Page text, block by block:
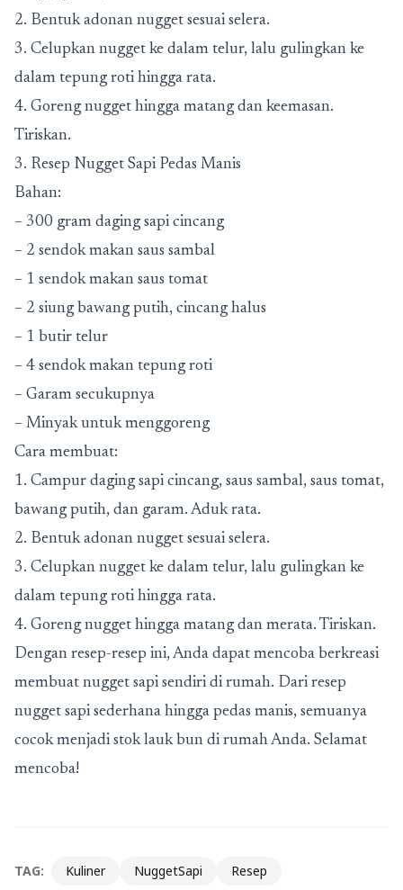
2. Bentuk adonan nugget sesuai selera.
3. Celupkan nugget ke dalam telur, lalu gulingkan ke
dalam tepung roti hingga rata.
4. Goreng nugget hingga matang dan keemasan.
Tiriskan.
3. Resep Nugget Sapi Pedas Manis
Bahan:
– 300 gram daging sapi cincang
– 2 sendok makan saus sambal
– 1 sendok makan saus tomat
– 2 siung bawang putih, cincang halus
– 1 butir telur
– 4 sendok makan tepung roti
– Garam secukupnya
– Minyak untuk menggoreng
Cara membuat:
1. Campur daging sapi cincang, saus sambal, saus tomat,
bawang putih, dan garam. Aduk rata.
2. Bentuk adonan nugget sesuai selera.
3. Celupkan nugget ke dalam telur, lalu gulingkan ke
dalam tepung roti hingga rata.
4. Goreng nugget hingga matang dan merata. Tiriskan.
Dengan resep-resep ini, Anda dapat mencoba berkreasi
membuat nugget sapi sendiri di rumah. Dari resep
nugget sapi sederhana hingga pedas manis, semuanya
cocok menjadi stok lauk bun di rumah Anda. Selamat
mencoba!
TAG: Kuliner NuggetSapi Resep